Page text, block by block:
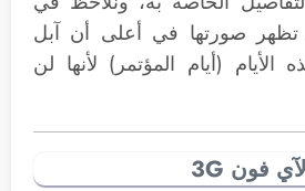
تظهر صورتها في أعلى أن آبل
(أيام المؤتمر) لأنها لن